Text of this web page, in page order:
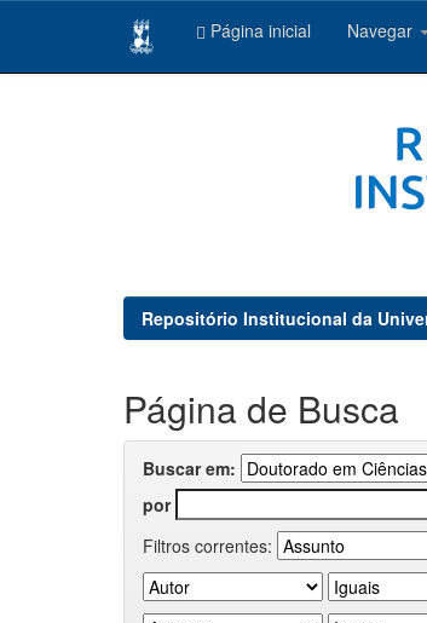
Página inicial Navegar
Repositório Institucional da
Página de Busca
Buscar em:
por
Filtros correntes: